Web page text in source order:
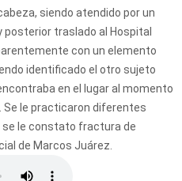
siendo atendido por un
posterior traslado al Hospital
con un elemento
identificado el otro sujeto
en el lugar al momento
Se le practicaron diferentes
se le constato fractura de
de Marcos Juárez.